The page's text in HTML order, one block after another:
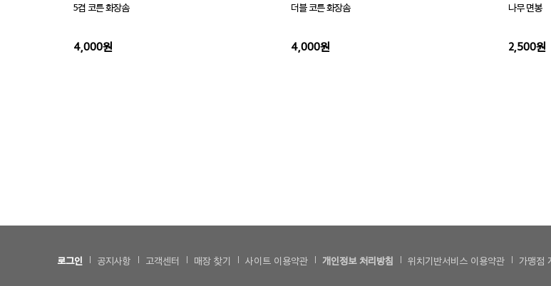
5겹 코튼 화장솜
4,000원
더블 코튼 화장솜
4,000원
나무 면봉
2,500원
로그인 공지사항 고객센터 매장 찾기 사이트 이용약관 개인정보 처리방침 위치기반서비스 이용약관 가맹점